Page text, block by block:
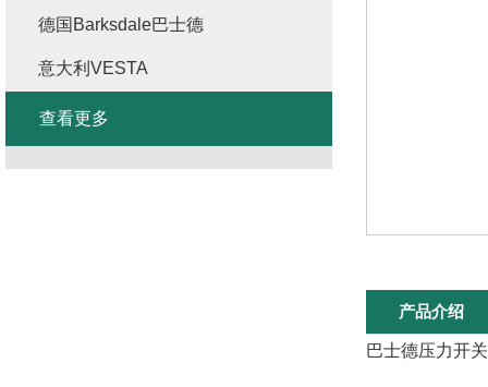
产品介绍
巴士德压力开
德国Barksdale巴士德
意大利VESTA
查看更多